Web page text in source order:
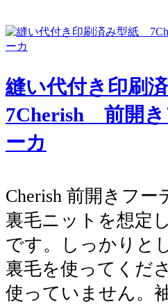
縫い代付き印刷
7Cherish 前開
ーカ
Cherish 前開きフー
裏毛ニットを想定
です。しっかりと
裏毛を使ってくだ
使っていません。